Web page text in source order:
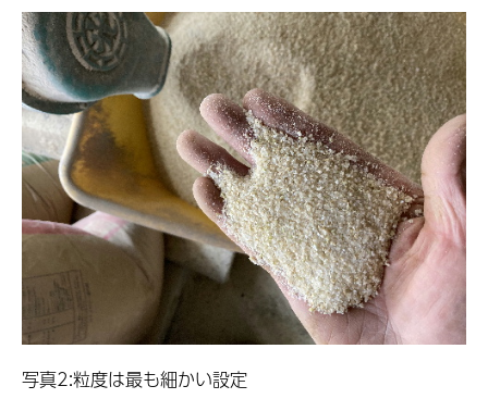
写真2:粒度は最も細かい設定